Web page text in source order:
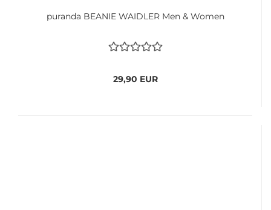
puranda BEANIE WAIDLER Men & Women
29,90 EUR